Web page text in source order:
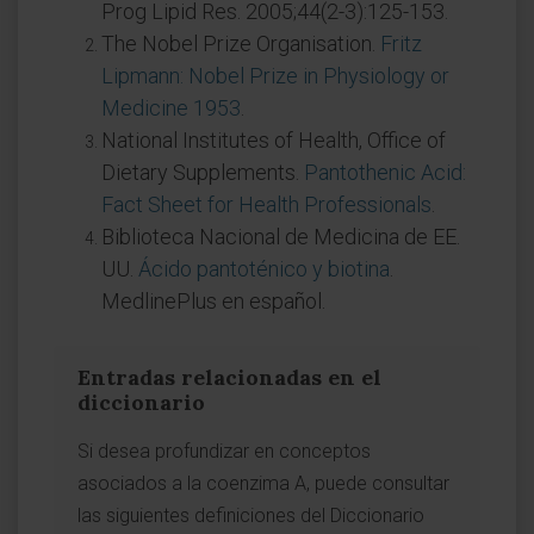
Prog Lipid Res. 2005;44(2-3):125-153.
The Nobel Prize Organisation. Fritz
Lipmann: Nobel Prize in Physiology or
Medicine 1953
National Institutes of Health, Office of
Dietary Supplements. Pantothenic Acid:
Fact Sheet for Health Professionals
Biblioteca Nacional de Medicina de EE.
UU. Ácido pantoténico y biotina
MedlinePlus en español.
Entradas relacionadas en el
diccionario
Si desea profundizar en conceptos
asociados a la coenzima A, puede consultar
las siguientes definiciones del Diccionario